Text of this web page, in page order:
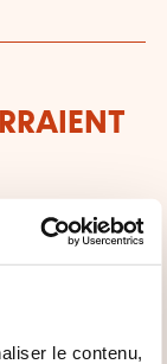
le contenu,